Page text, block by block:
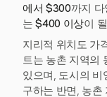
에서 $300까지
는$400 이상이
지리적 위치도 가
트는 농촌 지역의
있으며, 도시의 비
구하는 반면, 농촌